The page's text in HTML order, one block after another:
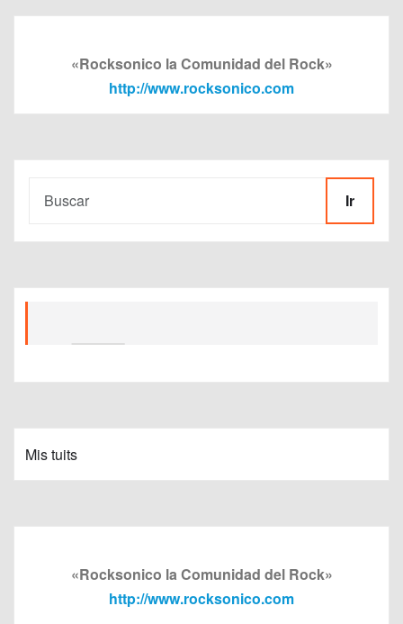
«Rocksonico la Comunidad del Rock»
http://www.rocksonico.com
Ir
Mis tuits
«Rocksonico la Comunidad del Rock»
http://www.rocksonico.com